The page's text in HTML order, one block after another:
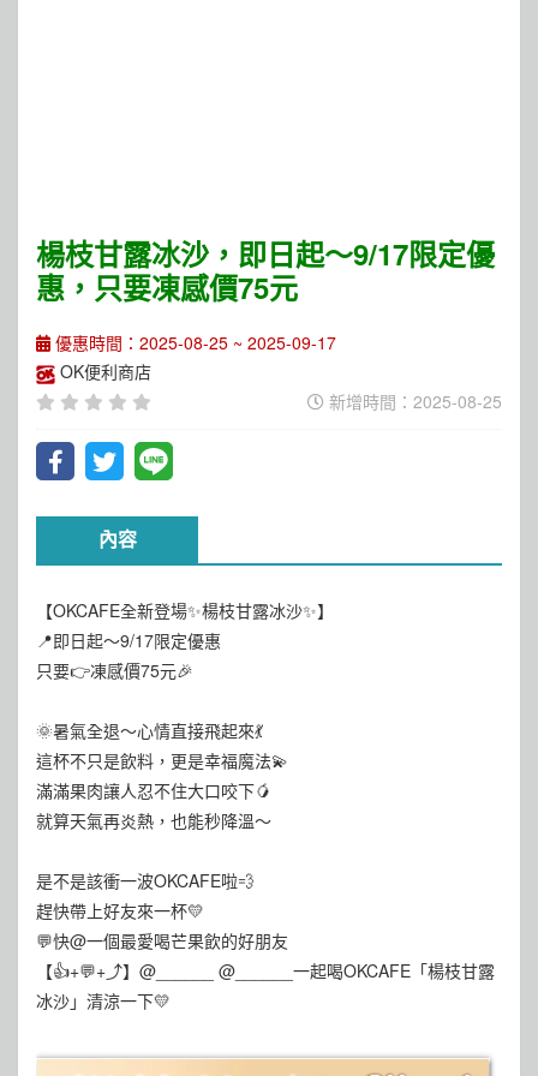
楊枝甘露冰沙，即日起～9/17限定優
惠，只要凍感價75元
優惠時間：2025-08-25 ~ 2025-09-17
OK便利商店
新增時間：2025-08-25
內容
【OKCAFE全新登場✨楊枝甘露冰沙✨】
📍即日起～9/17限定優惠
只要👉凍感價75元🎉
🌞暑氣全退～心情直接飛起來💃
這杯不只是飲料，更是幸福魔法💫
滿滿果肉讓人忍不住大口咬下🥭
就算天氣再炎熱，也能秒降溫～
是不是該衝一波OKCAFE啦💨
趕快帶上好友來一杯💛
💬快@一個最愛喝芒果飲的好朋友
【👍+💬+⤴️】@______ @______一起喝OKCAFE「楊枝甘露
冰沙」清涼一下💛